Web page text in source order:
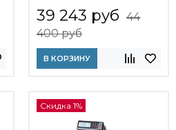
39 243 руб 44
400 руб
В КОРЗИНУ
Скидка 1%